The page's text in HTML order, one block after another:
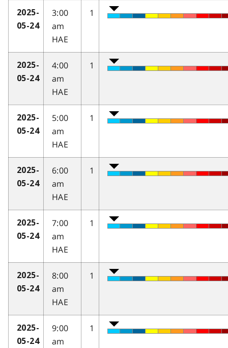
2025-
05-24
3:00
am
HAE
1
2025-
05-24
4:00
am
HAE
1
2025-
05-24
5:00
am
HAE
1
2025-
05-24
6:00
am
HAE
1
2025-
05-24
7:00
am
HAE
1
2025-
05-24
8:00
am
HAE
1
2025-
05-24
9:00
am
1